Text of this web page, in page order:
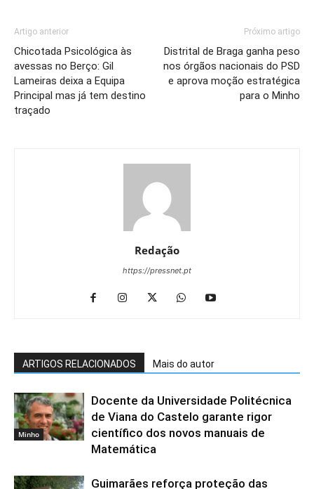
Artigo anterior
Chicotada Psicológica às
avessas no Berço: Gil
Lameiras deixa a Equipa
Principal mas já tem destino
traçado
Próximo artigo
Distrital de Braga ganha peso
nos órgãos nacionais do PSD
e aprova moção estratégica
para o Minho
Redação
https://pressnet.pt
ARTIGOS RELACIONADOS Mais do autor
Minho
Docente da Universidade Politécnica
de Viana do Castelo garante rigor
científico dos novos manuais de
Matemática
Guimarães reforça proteção das